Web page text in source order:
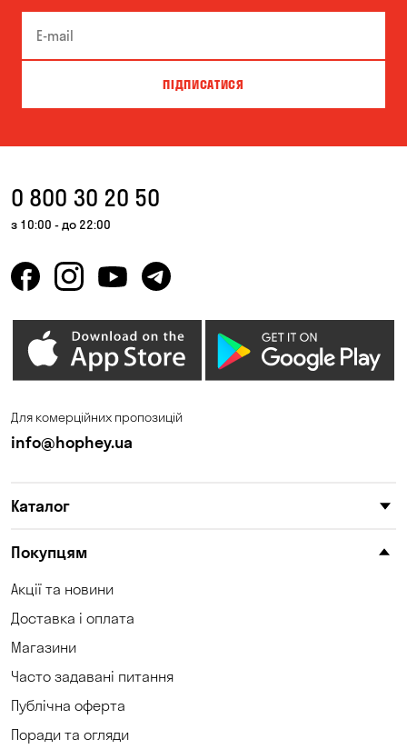
ПІДПИСАТИСЯ
0 800 30 20 50
з 10:00 - до 22:00
Для комерційних пропозицій
info@hophey.ua
Каталог
Покупцям
Акції та новини
Доставка і оплата
Магазини
Часто задавані питання
Публічна оферта
Поради та огляди